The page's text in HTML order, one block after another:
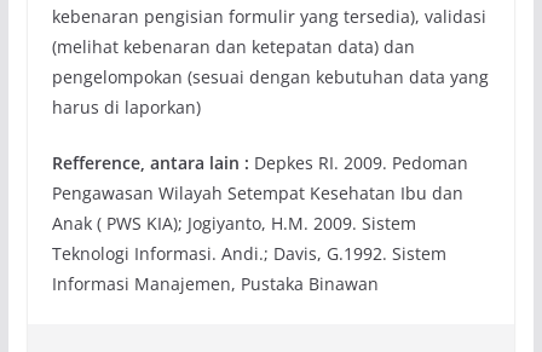
kebenaran pengisian formulir yang tersedia), validasi
(melihat kebenaran dan ketepatan data) dan
pengelompokan (sesuai dengan kebutuhan data yang
harus di laporkan)
Refference, antara lain : Depkes RI. 2009. Pedoman
Pengawasan Wilayah Setempat Kesehatan Ibu dan
Anak ( PWS KIA); Jogiyanto, H.M. 2009. Sistem
Teknologi Informasi. Andi.; Davis, G.1992. Sistem
Informasi Manajemen, Pustaka Binawan